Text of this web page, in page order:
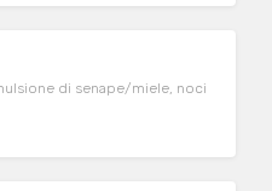
di senape/miele, noci